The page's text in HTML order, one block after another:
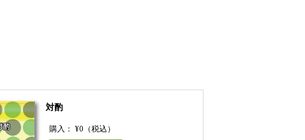
対酌
購入：¥0 （税込）